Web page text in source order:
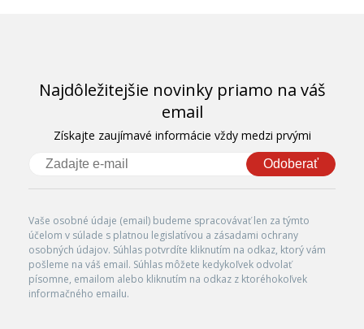
Najdôležitejšie novinky priamo na váš
email
Získajte zaujímavé informácie vždy medzi prvými
Odoberať
Vaše osobné údaje (email) budeme spracovávať len za týmto
účelom v súlade s platnou legislatívou a zásadami ochrany
osobných údajov. Súhlas potvrdíte kliknutím na odkaz, ktorý vám
pošleme na váš email. Súhlas môžete kedykoľvek odvolať
písomne, emailom alebo kliknutím na odkaz z ktoréhokoľvek
informačného emailu.